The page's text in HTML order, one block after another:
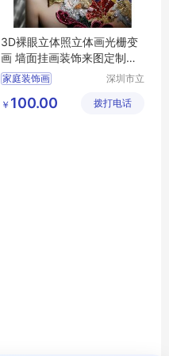
3D裸眼立体照立体画光栅变
画 墙面挂画装饰来图定制批
量lenticular
家庭装饰画
墙面挂画装饰
深圳市立
技有限公
￥ 100.00 拨打电话